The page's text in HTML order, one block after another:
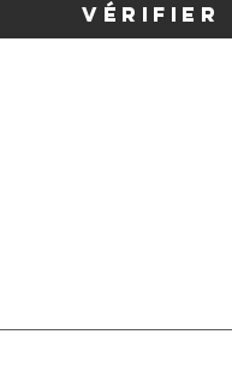
Vérifier
dans votre